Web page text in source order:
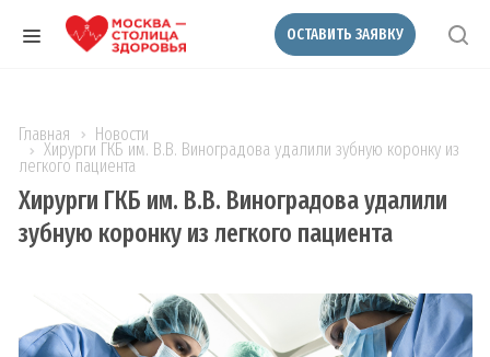
ОСТАВИТЬ ЗАЯВКУ
Главная Новости
Хирурги ГКБ им. В.В. Виноградова удалили зубную коронку из
легкого пациента
Хирурги ГКБ им. В.В. Виноградова удалили
зубную коронку из легкого пациента